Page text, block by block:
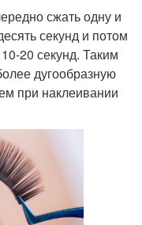
сжать одну и
секунд и потом
20 секунд. Таким
дугообразную
при наклеивании